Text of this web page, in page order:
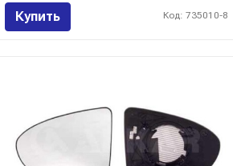
Купить Код: 735010-8